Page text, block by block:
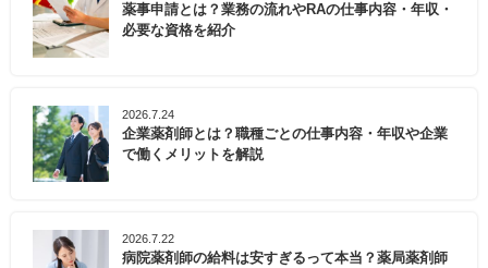
薬事申請とは？業務の流れやRAの仕事内容・年収・
必要な資格を紹介
2026.7.24
企業薬剤師とは？職種ごとの仕事内容・年収や企業
で働くメリットを解説
2026.7.22
病院薬剤師の給料は安すぎるって本当？薬局薬剤師